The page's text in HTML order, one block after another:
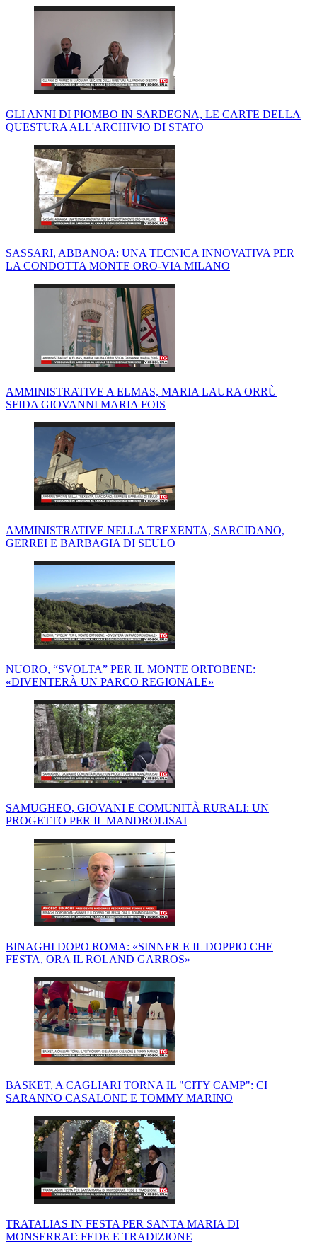
GLI ANNI DI PIOMBO IN SARDEGNA, LE CARTE DELLA
QUESTURA ALL'ARCHIVIO DI STATO
SASSARI, ABBANOA: UNA TECNICA INNOVATIVA PER
LA CONDOTTA MONTE ORO-VIA MILANO
AMMINISTRATIVE A ELMAS, MARIA LAURA ORRÙ
SFIDA GIOVANNI MARIA FOIS
AMMINISTRATIVE NELLA TREXENTA, SARCIDANO,
GERREI E BARBAGIA DI SEULO
NUORO, “SVOLTA” PER IL MONTE ORTOBENE:
«DIVENTERÀ UN PARCO REGIONALE»
SAMUGHEO, GIOVANI E COMUNITÀ RURALI: UN
PROGETTO PER IL MANDROLISAI
BINAGHI DOPO ROMA: «SINNER E IL DOPPIO CHE
FESTA, ORA IL ROLAND GARROS»
BASKET, A CAGLIARI TORNA IL "CITY CAMP": CI
SARANNO CASALONE E TOMMY MARINO
TRATALIAS IN FESTA PER SANTA MARIA DI
MONSERRAT: FEDE E TRADIZIONE